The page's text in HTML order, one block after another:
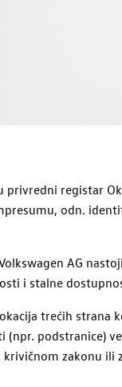
registar
odn.
AG
i stalne
trećih strana
podstranice)
zakonu